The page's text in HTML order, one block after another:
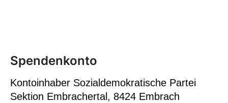
Spendenkonto
Kontoinhaber Sozialdemokratische Partei
Sektion Embrachertal, 8424 Embrach